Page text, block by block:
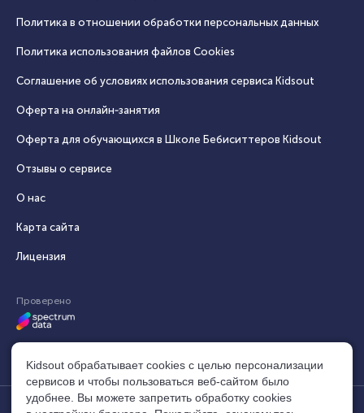
Политика в отношении обработки персональных данных
Политика использования файлов Cookies
Соглашение об условиях использования сервиса Кidsout
Оферта на онлайн‑занятия
Оферта для обучающихся в Школе Бебиситтеров Kidsout
Отзывы о сервисе
О нас
Карта сайта
Лицензия
Проверено
Kidsout обрабатывает cookies с целью персонализации
сервисов и чтобы пользоваться веб-сайтом было
удобнее. Вы можете запретить обработку сookies